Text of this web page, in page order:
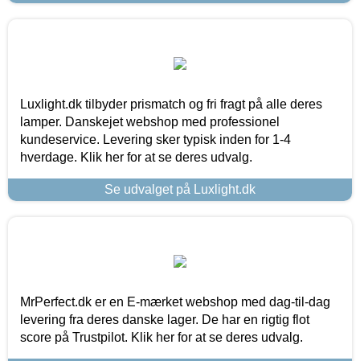
Luxlight.dk tilbyder prismatch og fri fragt på alle deres
lamper. Danskejet webshop med professionel
kundeservice. Levering sker typisk inden for 1-4
hverdage. Klik her for at se deres udvalg.
Se udvalget på Luxlight.dk
MrPerfect.dk er en E-mærket webshop med dag-til-dag
levering fra deres danske lager. De har en rigtig flot
score på Trustpilot. Klik her for at se deres udvalg.